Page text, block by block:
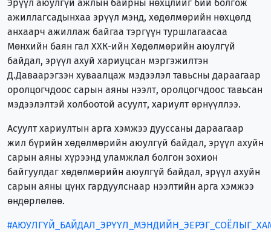
Эрүүл аюулгүй ажлын байрны нөхцлийг бий болгож
ажиллагсадынхаа эрүүл мэнд, хөдөлмөрийн нөхцөлд
анхаарч ажиллаж байгаа тэргүүн туршлагаасаа
Мөнхийн баян гал ХХК-ийн Хөдөлмөрийн аюулгүй
байдал, эрүүл ахуй хариуцсан мэргэжилтэн
Д.Даваарэгзэн хуваалцаж мэдээлэл тавьсны дараагаар
оролцогчдоос сарын аяны нээлт, оролцогчдоос тавьсан
мэдээлэлтэй холбоотой асуулт, хариулт өрнүүллээ.
Асуулт хариултын арга хэмжээ дууссаны дараагаар
жил бүрийн хөдөлмөрийн аюулгүй байдал, эрүүл ахуйн
сарын аяны хүрээнд уламжлал болгон зохион
байгуулдаг хөдөлмөрийн аюулгүй байдал, эрүүл ахуйн
сарын аяны цүнх гардуулснаар нээлтийн арга хэмжээ
өндөрлөлөө.